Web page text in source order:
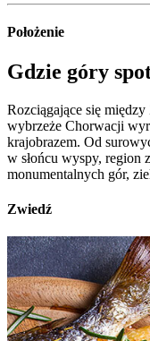
Położenie
Gdzie góry
Rozciągające się
wybrzeże Chorwacji
krajobrazem. Od
w słońcu wyspy, region
monumentalnych gór,
Zwiedź